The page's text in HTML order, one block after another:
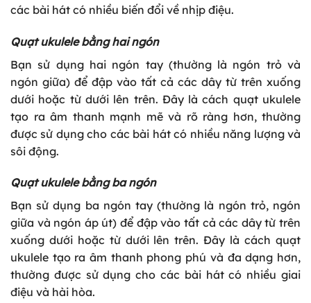
các bài hát có nhiều biến đổi về nhịp điệu.
Quạt ukulele bằng hai ngón
Bạn sử dụng hai ngón tay (thường là ngón trỏ và
ngón giữa) để đập vào tất cả các dây từ trên xuống
dưới hoặc từ dưới lên trên. Đây là cách quạt ukulele
tạo ra âm thanh mạnh mẽ và rõ ràng hơn, thường
được sử dụng cho các bài hát có nhiều năng lượng và
sôi động.
Quạt ukulele bằng ba ngón
Bạn sử dụng ba ngón tay (thường là ngón trỏ, ngón
giữa và ngón áp út) để đập vào tất cả các dây từ trên
xuống dưới hoặc từ dưới lên trên. Đây là cách quạt
ukulele tạo ra âm thanh phong phú và đa dạng hơn,
thường được sử dụng cho các bài hát có nhiều giai
điệu và hài hòa.